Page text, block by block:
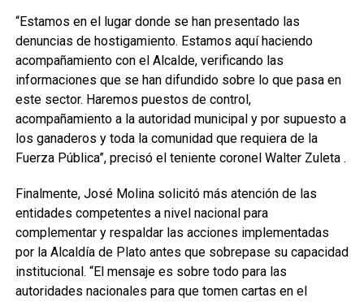
“Estamos en el lugar donde se han presentado las
denuncias de hostigamiento. Estamos aquí haciendo
acompañamiento con el Alcalde, verificando las
informaciones que se han difundido sobre lo que pasa en
este sector. Haremos puestos de control,
acompañamiento a la autoridad municipal y por supuesto a
los ganaderos y toda la comunidad que requiera de la
Fuerza Pública”, precisó el teniente coronel Walter Zuleta .
Finalmente, José Molina solicitó más atención de las
entidades competentes a nivel nacional para
complementar y respaldar las acciones implementadas
por la Alcaldía de Plato antes que sobrepase su capacidad
institucional. “El mensaje es sobre todo para las
autoridades nacionales para que tomen cartas en el